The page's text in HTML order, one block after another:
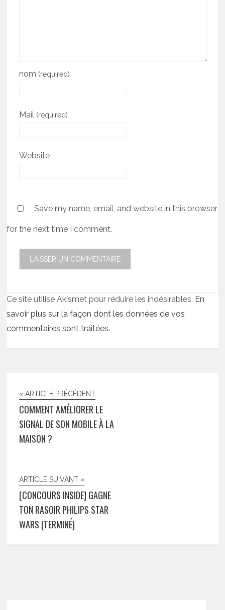
nom (required)
Mail (required)
Website
Save my name, email, and website in this browser
for the next time I comment.
Ce site utilise Akismet pour réduire les indésirables. En
savoir plus sur la façon dont les données de vos
commentaires sont traitées.
« ARTICLE PRÉCÉDENT
COMMENT AMÉLIORER LE
SIGNAL DE SON MOBILE À LA
MAISON ?
ARTICLE SUIVANT »
[CONCOURS INSIDE] GAGNE
TON RASOIR PHILIPS STAR
WARS (TERMINÉ)